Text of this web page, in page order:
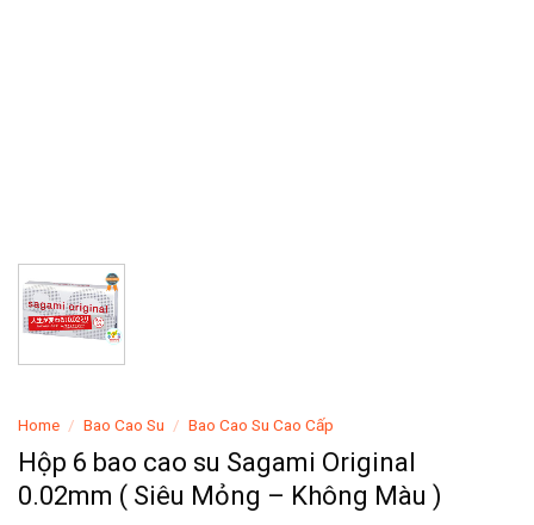
Home / Bao Cao Su / Bao Cao Su Cao Cấp
Hộp 6 bao cao su Sagami Original
0.02mm ( Siêu Mỏng – Không Màu )